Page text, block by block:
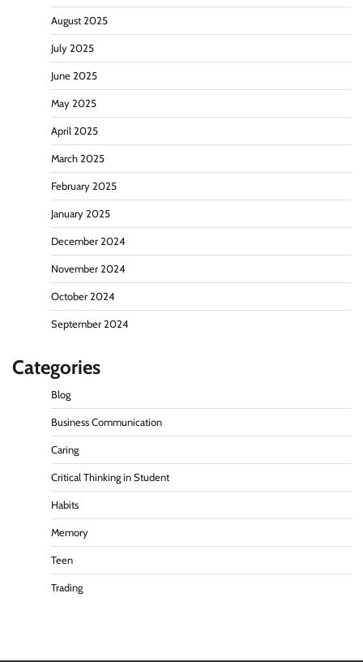
August 2025
July 2025
June 2025
May 2025
April 2025
March 2025
February 2025
January 2025
December 2024
November 2024
October 2024
September 2024
Categories
Blog
Business Communication
Caring
Critical Thinking in Student
Habits
Memory
Teen
Trading